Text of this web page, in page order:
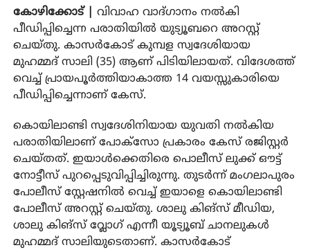
കോഴിക്കോട് |
വിവാഹ വാദ്​ഗാനം നൽകി
പീഡിപ്പിച്ചെന്ന പരാതിയിൽ യുട്യൂബറെ അറസ്റ്റ്
ചെയ്തു. കാസർകോട് കുമ്പള സ്വദേശിയായ
മുഹമ്മദ് സാലി (35) ആണ് പിടിയിലായത്. വിദേശത്ത്
വെച്ച് പ്രായപൂർത്തിയാകാത്ത 14 വയസ്സുകാരിയെ
പീഡിപ്പിച്ചെന്നാണ് കേസ്.
കൊയിലാണ്ടി സ്വദേശിനിയായ യുവതി നൽകിയ
പരാതിയിലാണ് പോക്സോ പ്രകാരം കേസ് രജിസ്റ്റർ
ചെയ്തത്. ഇയാൾക്കെതിരെ പൊലീസ് ലുക്ക് ഔട്ട്
നോട്ടീസ് പുറപ്പെടുവിപ്പിച്ചിരുന്നു. തുടർന്ന് മംഗലാപുരം
പോലീസ് സ്റ്റേഷനിൽ വെച്ച് ഇയാളെ കൊയിലാണ്ടി
പോലീസ് അറസ്റ്റ് ചെയ്തു. ശാലു കിങ്സ് മീഡിയ,
ശാലു കിങ്സ് വ്ലോഗ് എന്നീ യൂട്യൂബ് ചാനലുകൾ
മുഹമ്മദ് സാലിയുടെതാണ്. കാസർകോട്